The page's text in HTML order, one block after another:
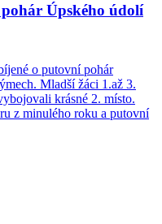
Úpského údolí
o putovní pohár
Mladší žáci 1.až 3.
krásné 2. místo.
z minulého roku a putovní